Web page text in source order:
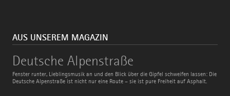
AUS UNSEREM MAGAZIN
Deutsche Alpenstraße
Fenster runter, Lieblingsmusik an und den Blick über die Gipfel schweifen lassen: Die
Deutsche Alpenstraße ist nicht nur eine Route – sie ist pure Freiheit auf Asphalt.
Deutsche
Alpenstraße